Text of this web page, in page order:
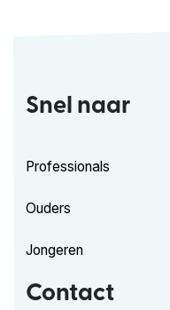
Snel naar
Professionals
Ouders
Jongeren
Contact